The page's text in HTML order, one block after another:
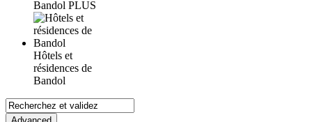
Bandol PLUS
Hôtels et
résidences de
Bandol